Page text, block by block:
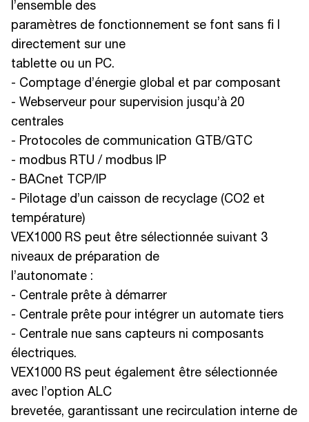
l’ensemble des
paramètres de fonctionnement se font sans fi l
directement sur une
tablette ou un PC.
- Comptage d’énergie global et par composant
- Webserveur pour supervision jusqu’à 20
centrales
- Protocoles de communication GTB/GTC
- modbus RTU / modbus IP
- BACnet TCP/IP
- Pilotage d’un caisson de recyclage (CO2 et
température)
VEX1000 RS peut être sélectionnée suivant 3
niveaux de préparation de
l’autonomate :
- Centrale prête à démarrer
- Centrale prête pour intégrer un automate tiers
- Centrale nue sans capteurs ni composants
électriques.
VEX1000 RS peut également être sélectionnée
avec l’option ALC
brevetée, garantissant une recirculation interne de